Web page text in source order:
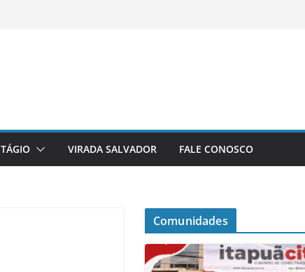
VIRADA SALVADOR FALE CONOSCO
Comunidades